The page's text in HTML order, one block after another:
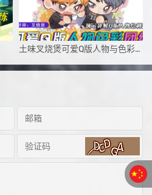
土味叉烧煲可爱Q版人物与色彩团练2024